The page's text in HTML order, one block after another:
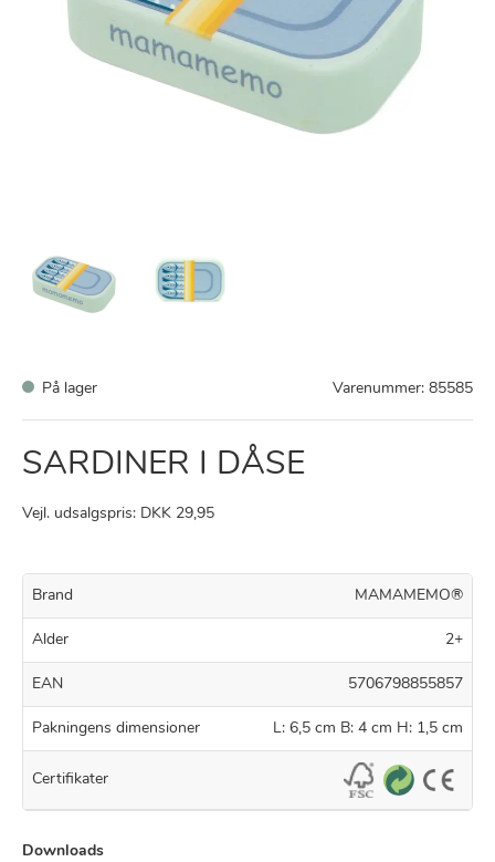
På lager Varenummer: 85585
SARDINER I DÅSE
Vejl. udsalgspris: DKK 29,95
Brand MAMAMEMO®
Alder 2+
EAN 5706798855857
Pakningens dimensioner L: 6,5 cm B: 4 cm H: 1,5 cm
Certifikater
Downloads